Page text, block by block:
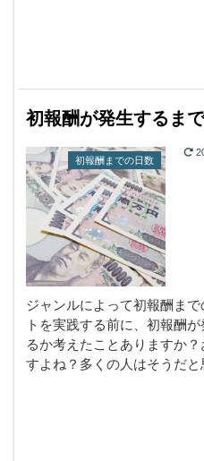
初報酬が発生するま
初報酬までの日数
ジャンルによって初報酬ま
トを実践する前に、初報酬
るか考えたことありますか
すよね？多くの人はそうだ